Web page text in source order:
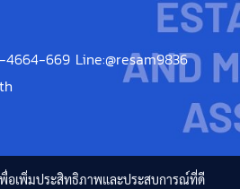
669 Line:@resam9836
พื่อเพิ่มประสิทธิภาพและประสบการณ์ที่ดี